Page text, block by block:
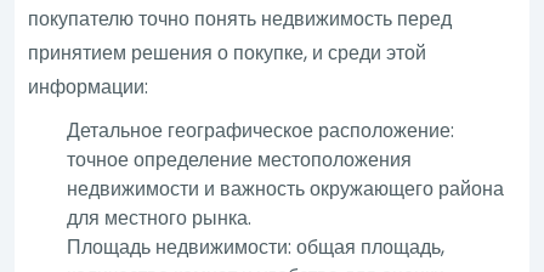
покупателю точно понять недвижимость перед
принятием решения о покупке, и среди этой
информации:
Детальное географическое расположение:
точное определение местоположения
недвижимости и важность окружающего района
для местного рынка.
Площадь недвижимости: общая площадь,